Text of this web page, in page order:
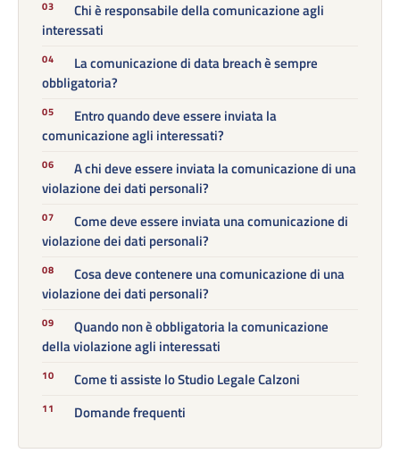
Chi è responsabile della comunicazione agli
interessati
La comunicazione di data breach è sempre
obbligatoria?
Entro quando deve essere inviata la
comunicazione agli interessati?
A chi deve essere inviata la comunicazione di una
violazione dei dati personali?
Come deve essere inviata una comunicazione di
violazione dei dati personali?
Cosa deve contenere una comunicazione di una
violazione dei dati personali?
Quando non è obbligatoria la comunicazione
della violazione agli interessati
Come ti assiste lo Studio Legale Calzoni
Domande frequenti